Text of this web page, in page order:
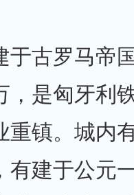
于古罗马帝
，是匈牙利
重镇。城内
有建于公元